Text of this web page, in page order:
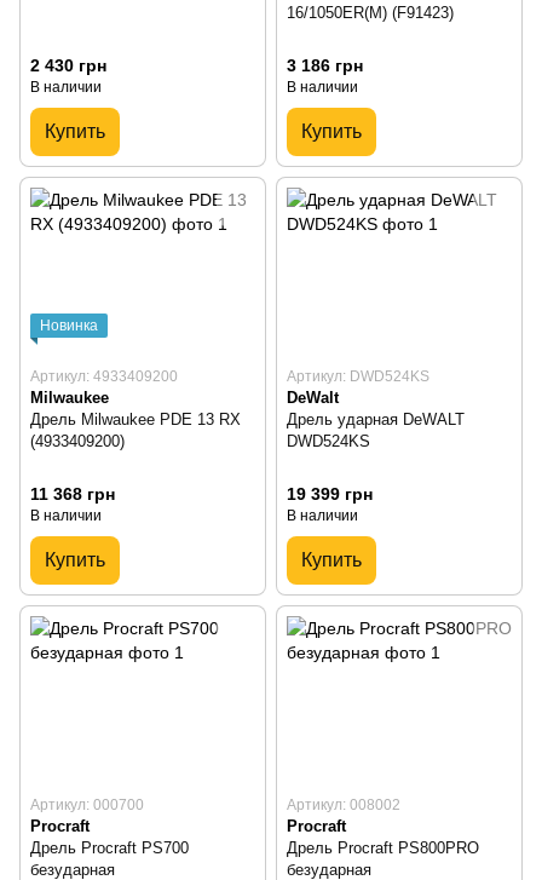
2 430 грн
В наличии
Купить
16/1050ER(M) (F91423)
3 186 грн
В наличии
Купить
Новинка
Артикул: 4933409200
Milwaukee
Дрель Milwaukee PDE 13 RX
(4933409200)
11 368 грн
В наличии
Купить
Артикул: DWD524KS
DeWalt
Дрель ударная DeWALT
DWD524KS
19 399 грн
В наличии
Купить
Артикул: 000700
Procraft
Дрель Procraft PS700
безударная
Артикул: 008002
Procraft
Дрель Procraft PS800PRO
безударная